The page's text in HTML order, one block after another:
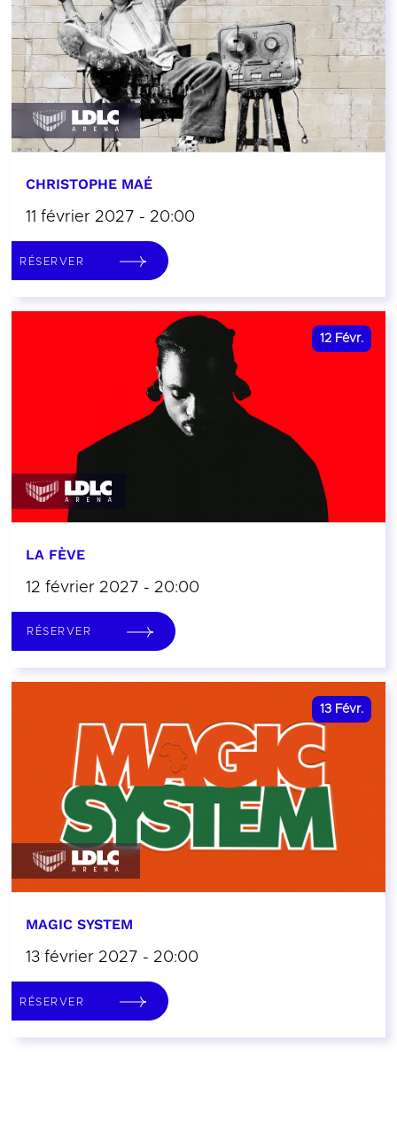
CHRISTOPHE MAÉ
11 février 2027 - 20:00
RÉSERVER
12 Févr.
LA FÈVE
12 février 2027 - 20:00
RÉSERVER
13 Févr.
MAGIC SYSTEM
13 février 2027 - 20:00
RÉSERVER